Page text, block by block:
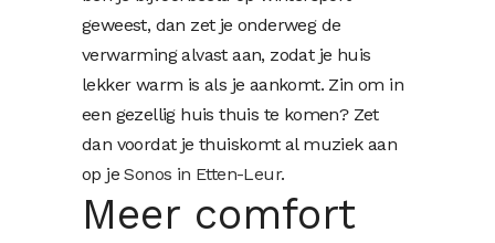
geweest, dan zet je onderweg de
verwarming alvast aan, zodat je huis
lekker warm is als je aankomt. Zin om in
een gezellig huis thuis te komen? Zet
dan voordat je thuiskomt al muziek aan
op jeSonos in Etten-Leur.
Meer comfort